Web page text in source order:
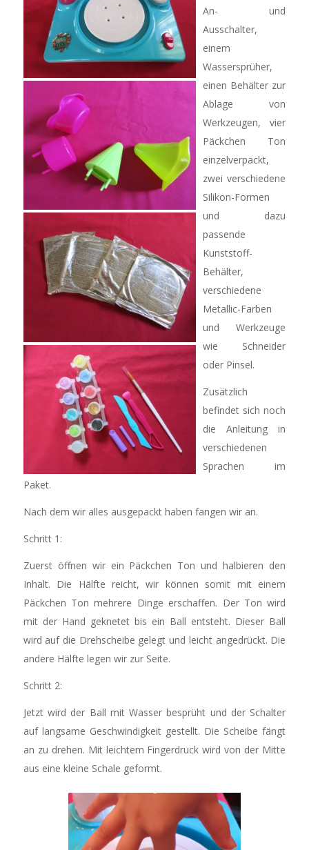
An- und
Ausschalter,
einem
Wassersprüher,
einen Behälter zur
Ablage von
Werkzeugen, vier
Päckchen Ton
einzelverpackt,
zwei verschiedene
Silikon-Formen
und dazu
passende
Kunststoff-
Behälter,
verschiedene
Metallic-Farben
und Werkzeuge
wie Schneider
oder Pinsel.
Zusätzlich
befindet sich noch
die Anleitung in
verschiedenen
Sprachen im
Paket.
Nach dem wir alles ausgepackt haben fangen wir an.
Schritt 1:
Zuerst öffnen wir ein Päckchen Ton und halbieren den
Inhalt. Die Hälfte reicht, wir können somit mit einem
Päckchen Ton mehrere Dinge erschaffen. Der Ton wird
mit der Hand geknetet bis ein Ball entsteht. Dieser Ball
wird auf die Drehscheibe gelegt und leicht angedrückt. Die
andere Hälfte legen wir zur Seite.
Schritt 2:
Jetzt wird der Ball mit Wasser besprüht und der Schalter
auf langsame Geschwindigkeit gestellt. Die Scheibe fängt
an zu drehen. Mit leichtem Fingerdruck wird von der Mitte
aus eine kleine Schale geformt.